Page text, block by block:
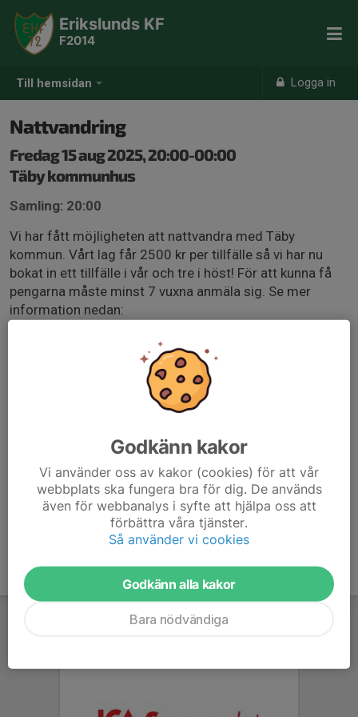
Till hemsidan Logga in
Erikslunds KF
F2014
Nattvandring
Fredag 15 aug 2025, 20:00-00:00
Täby kommunhus
Samling: 20:00
Vi har fått möjligheten att nattvandra med Täby
kommun. Vårt lag får 2500 kr per tillfälle så vi har nu
bokat in ett tillfälle i vår och tre i höst! För att kunna få
pengarna måste minst 7 vuxna anmäla sig. Se mer
information nedan:
Som nattvandrare är du en vuxen förebild som finns till
hands, lyssnar och hjälper till att larma om det behövs.
Genom att nattvandra skapar du en trygghet för våra
ungdomar samtidigt som du får kunskap om hur
kommunhuset kan du hämta ut en nattvandringsväst
och där finns våra kommunvakter på plats som går
igenom rutinen för kvällen (fredagar). Du är sedan med
så länge du vill, kan och orkar. (Täby kommun)
Godkänn kakor
Vi använder oss av kakor (cookies) för att vår
webbplats ska fungera bra för dig. De används
även för webbanalys i syfte att hjälpa oss att
förbättra våra tjänster.
Så använder vi cookies
Godkänn alla kakor
Bara nödvändiga